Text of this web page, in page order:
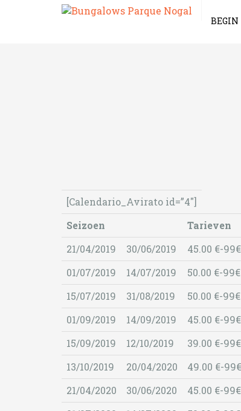
BEGIN
[Calendario_Avirato id=”4″]
Seizoen
Tarieven
21/04/2019
30/06/2019
45.00 €-99€
01/07/2019
14/07/2019
50.00 €-99€
15/07/2019
31/08/2019
50.00 €-99€
01/09/2019
14/09/2019
45.00 €-99€
15/09/2019
12/10/2019
39.00 €-99€
13/10/2019
20/04/2020
49.00 €-99€
21/04/2020
30/06/2020
45.00 €-99€